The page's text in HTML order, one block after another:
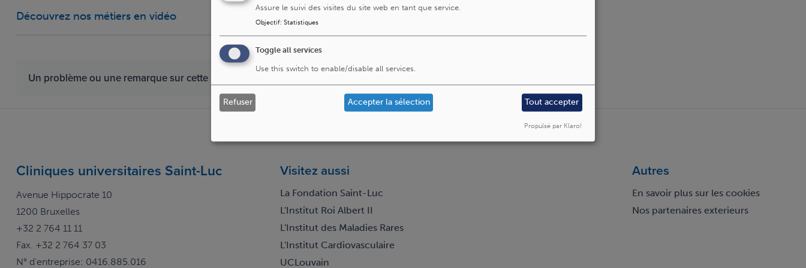
Découvrez nos métiers en vidéo
Un problème ou une remarque sur cette page ?
Cliniques universitaires Saint-Luc
Avenue Hippocrate 10
1200 Bruxelles
+32 2 764 11 11
Fax. +32 2 764 37 03
N° d'entreprise: 0416.885.016
Visitez aussi
La Fondation Saint-Luc
L'Institut Roi Albert II
L'Institut des Maladies Rares
L'Institut Cardiovasculaire
UCLouvain
Autres
En savoir plus sur les cookies
Nos partenaires exterieurs
Assure le suivi des visites du site web en tant que service.
Objectif: Statistiques
Toggle all services
Use this switch to enable/disable all services.
Refuser Accepter la sélection Tout accepter
Propulsé par Klaro!